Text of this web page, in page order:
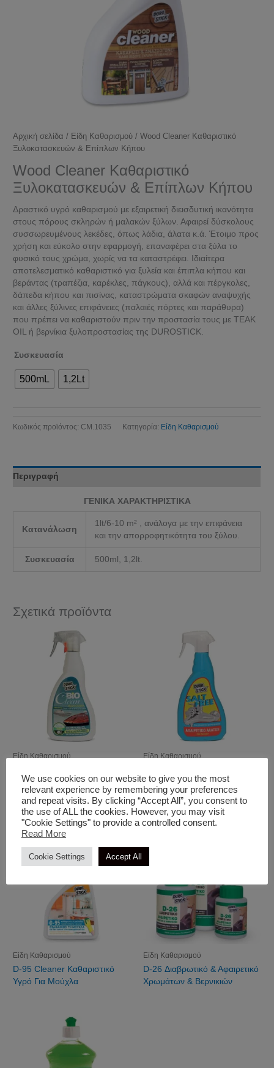
Αρχική σελίδα / Είδη Καθαρισμού / Wood Cleaner Καθαριστικό
Ξυλοκατασκευών & Επίπλων Κήπου
Wood Cleaner Καθαριστικό
Ξυλοκατασκευών & Επίπλων Κήπου
Δραστικό υγρό καθαρισμού με εξαιρετική διεισδυτική ικανότητα
στους πόρους σκληρών ή μαλακών ξύλων. Αφαιρεί δύσκολους
συσσωρευμένους λεκέδες, όπως λάδια, άλατα κ.ά. Έτοιμο προς
χρήση και εύκολο στην εφαρμογή, επαναφέρει στα ξύλα το
φυσικό τους χρώμα, χωρίς να τα καταστρέφει. Ιδιαίτερα
αποτελεσματικό καθαριστικό για ξυλεία και έπιπλα κήπου και
βεράντας (τραπέζια, καρέκλες, πάγκους), αλλά και πέργκολες,
δάπεδα κήπου και πισίνας, καταστρώματα σκαφών αναψυχής
και άλλες ξύλινες επιφάνειες (παλαιές πόρτες και παράθυρα)
που πρέπει να καθαριστούν πριν την προστασία τους με TEAK
OIL ή βερνίκια ξυλοπροστασίας της DUROSTICK.
Συσκευασία
500mL 1,2Lt
Κωδικός προϊόντος: CM.1035 Κατηγορία: Είδη Καθαρισμού
Περιγραφή
ΓΕΝΙΚΑ ΧΑΡΑΚΤΗΡΙΣΤΙΚΑ
Κατανάλωση
1lt/6-10 m² , ανάλογα με την επιφάνεια
και την απορροφητικότητα του ξύλου.
Συσκευασία 500ml, 1,2lt.
Σχετικά προϊόντα
Είδη Καθαρισμού
Καθαριστικό Για Gel Coat &
Φουσκωτά Σκάφη
Είδη Καθαρισμού
Είδη Καθαρισμού
D-95 Cleaner Καθαριστικό
Υγρό Για Μούχλα
Είδη Καθαρισμού
D-26 Διαβρωτικό & Αφαιρετικό
Χρωμάτων & Βερνικιών
We use cookies on our website to give you the most
relevant experience by remembering your preferences
and repeat visits. By clicking “Accept All”, you consent to
the use of ALL the cookies. However, you may visit
"Cookie Settings" to provide a controlled consent.
Read More
Cookie Settings Accept All